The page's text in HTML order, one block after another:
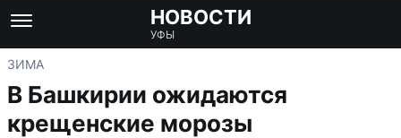
НОВОСТИ
УФЫ
ЗИМА
В Башкирии ожидаются
крещенские морозы